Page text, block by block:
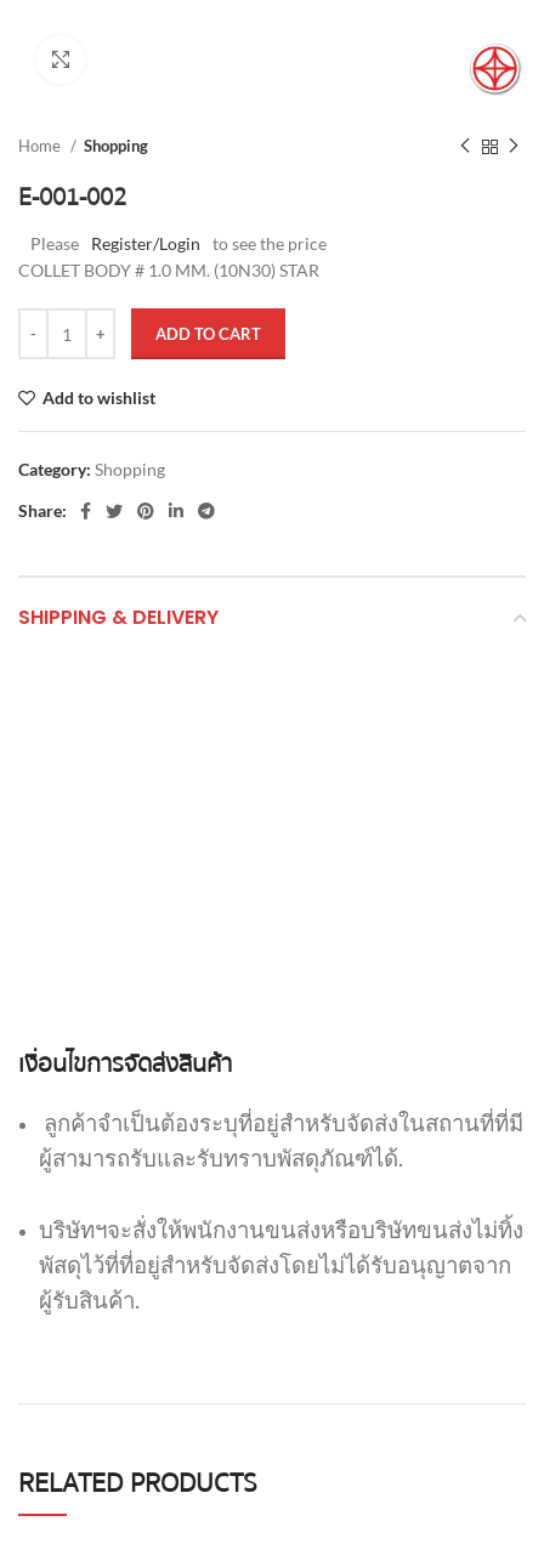
Home Shopping
E-001-002
Please Register/Login
to see the price
COLLET BODY # 1.0 MM. (10N30) STAR
ADD TO CART
Add to wishlist
Category: Shopping
Share:
SHIPPING & DELIVERY
เงื่อนไขการจัดส่งสินค้า
ลูกค้าจำเป็นต้องระบุที่อยู่สำหรับจัดส่งในสถานที่ที่มี
ผู้สามารถรับและรับทราบพัสดุภัณฑ์ได้.
บริษัทฯจะสั่งให้พนักงานขนส่งหรือบริษัทขนส่งไม่ทิ้ง
พัสดุไว้ที่ที่อยู่สำหรับจัดส่งโดยไม่ได้รับอนุญาตจาก
ผู้รับสินค้า.
RELATED PRODUCTS